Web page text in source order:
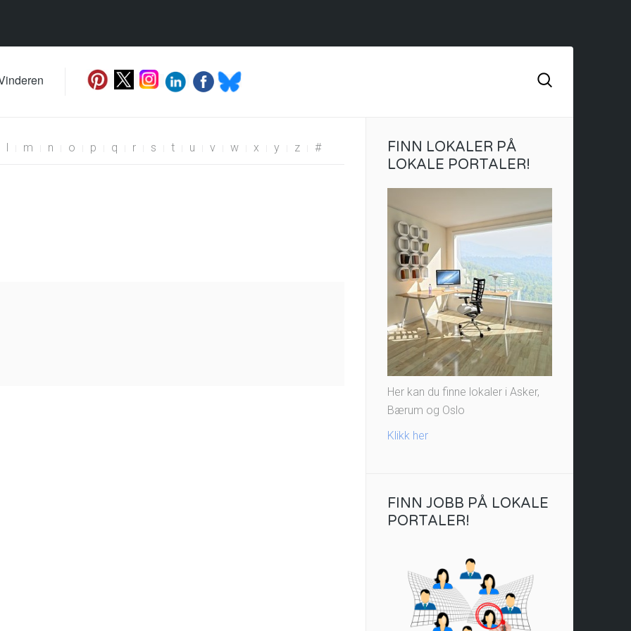
l m n o p q r s t u v w x y z #
FINN LOKALER PÅ
LOKALE PORTALER!
Her kan du finne lokaler i Asker,
Bærum og Oslo
Klikk her
FINN JOBB PÅ LOKALE
PORTALER!